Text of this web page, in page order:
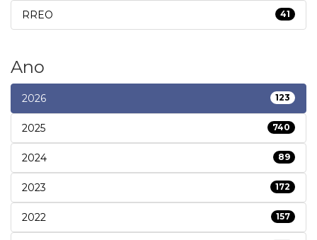
RREO 41
Ano
2026 123
2025 740
2024 89
2023 172
2022 157